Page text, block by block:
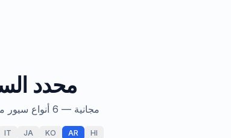
محدد
حاسبة ISO مجانية — 6 أنواع سيور مقارنة في وقت واحد
IT JA KO AR HI